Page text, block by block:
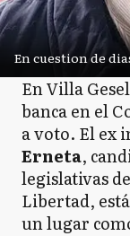
En cuestion de
En Villa
banca en el
a voto. El ex
Erneta,
legislativas
Libertad,
un lugar